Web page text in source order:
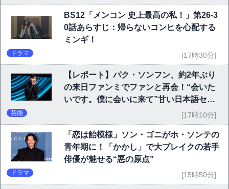
BS12「メンコン 史上最高の私！」第26-3
0話あらすじ：帰らないコンヒを心配する
ミンギ！
ドラマ [17時30分]
【レポート】パク・ソンフン、約2年ぶり
の来日ファンミでファンと再会！“会いた
いです。僕に会いに来て”甘い日本語セリ
芸能 [17時10分]
「恋は飴模様」ソン・ゴニがホ・ソンテの
青年期に！「かかし」で大ブレイクの若手
俳優が魅せる“悪の原点”
ドラマ [15時50分]